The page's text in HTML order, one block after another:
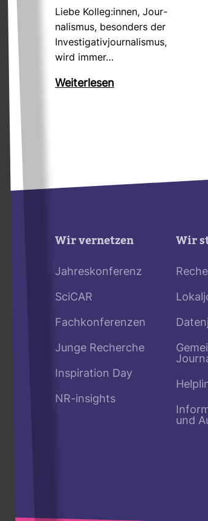
Liebe Kolleg:innen, Jour­
na­lismus, beson­ders der
Inves­ti­ga­ti­vjour­na­lismus,
wird immer…
Wei­ter­lesen
Wir vernetzen
Jahreskonferenz
SciCAR
Fachkonferenzen
Junge Recherche
Inspiration Day
NR-insights
Wir
und